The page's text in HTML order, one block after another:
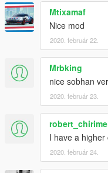
Mtixamaf
Nice mod
2020. február 22.
Mrbking
nice sobhan
2020. február 23.
robert_chirime
I have a
2020. február 24.